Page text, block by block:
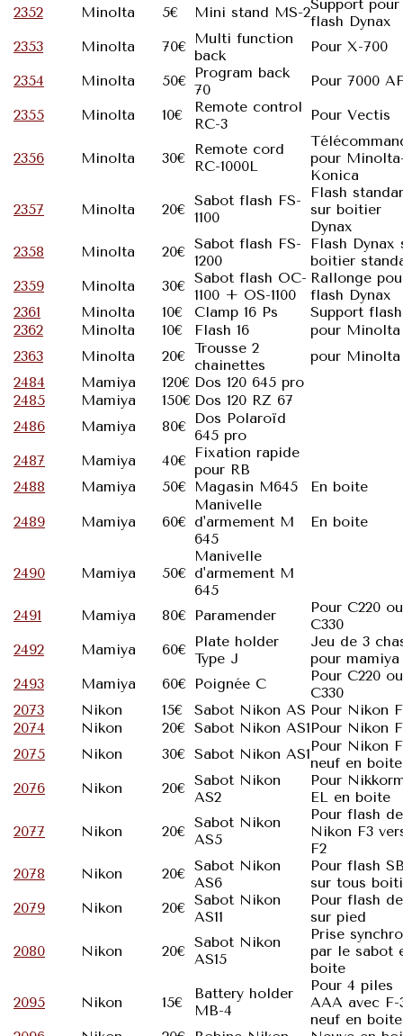
2352 Minolta 5€ Mini stand MS-2Support pour
flash Dynax
2353
Minolta 70€ Multi function
back
Pour X-700
2354
Minolta 50€ Program back
70
Pour 7000
2355
Minolta 10€
Remote control
RC-3
Pour Vectis
2356 Minolta 30€
Remote cord
RC-1000L
pour
Konica
2357
Minolta 20€
Sabot flash FS-
1100
Flash
sur boitier
Dynax
2358
Minolta 20€ Sabot flash FS-
1200
Flash Dynax
boitier
2359
Minolta 30€ Sabot flash OC-
1100 + OS-1100
Rallonge
flash Dynax
2361
Minolta 10€ Clamp 16 Ps
Support flash
2362
Minolta 10€ Flash 16
pour Minolta
2363
Minolta 20€ Trousse 2
chainettes
pour Minolta
2484
Mamiya 120€ Dos 120 645 pro
2485
Mamiya 150€ Dos 120 RZ 67
2486
Mamiya 80€ Dos Polaroïd
645 pro
2487
Mamiya 40€ Fixation rapide
pour RB
2488
Mamiya 50€ Magasin M645 En boite
2489 Mamiya 60€
Manivelle
d'armement M
645
En boite
2490 Mamiya 50€
Manivelle
d'armement M
645
2491
Mamiya 80€ Paramender
Pour C220 ou
C330
2492
Mamiya 60€ Plate holder
Type J
Jeu de 3
pour
2493
Mamiya 60€ Poignée C
Pour C220 ou
C330
2073
Nikon 15€ Sabot Nikon AS Pour Nikon F
2074
Nikon 20€ Sabot Nikon AS1Pour Nikon
2075
Nikon 30€ Sabot Nikon AS1Pour Nikon
neuf en boite
2076
Nikon 20€ Sabot Nikon
AS2
Pour
EL en boite
2077
Nikon 20€
Sabot Nikon
AS5
Pour flash de
Nikon F3
F2
2078
Nikon 20€ Sabot Nikon
AS6
Pour flash
sur tous
2079
Nikon 20€ Sabot Nikon
AS11
Pour flash
sur pied
2080
Nikon 20€
Sabot Nikon
AS15
Prise synchro
par le sabot
boite
2095
Nikon 15€
Battery holder
MB-4
Pour 4 piles
AAA avec F-
neuf en boite